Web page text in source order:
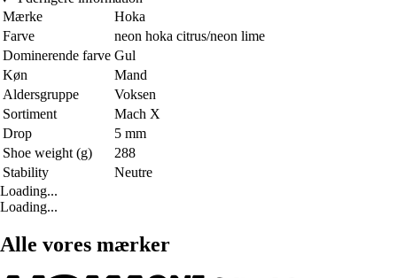
Mærke
Hoka
Farve
neon hoka citrus/neon lime
Dominerende farve Gul
Køn
Mand
Aldersgruppe
Voksen
Sortiment
Mach X
Drop
5 mm
Shoe weight (g)
288
Stability
Neutre
Loading...
Loading...
Alle vores mærker